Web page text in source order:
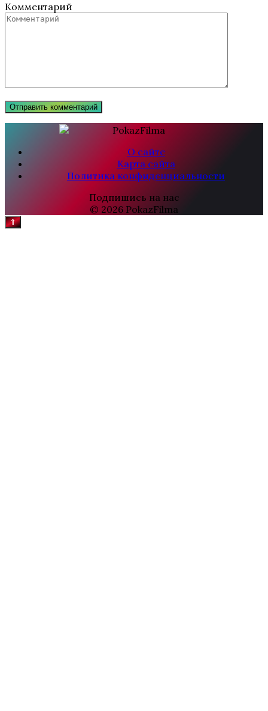
Комментарий
О сайте
Карта сайта
Политика конфиденциальности
Подпишись на нас
© 2026 PokazFilma